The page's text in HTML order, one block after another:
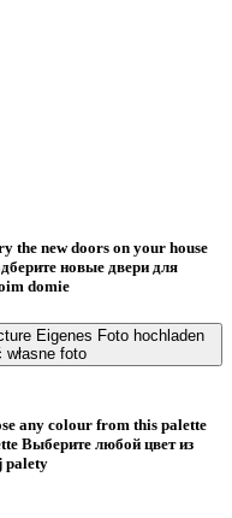
the new doors on your house
новые двери для
domie
Eigenes Foto hochladen
własne foto
any colour from this palette
Bыберите любой цвет из
palety